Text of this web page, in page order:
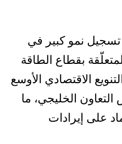
تسجيل نمو كبير في
بقطاع الطاقة
الاقتصادي الأوسع
الخليجي، ما
على إيرادات